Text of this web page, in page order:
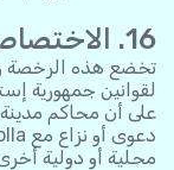
16. الاختصاص القضائي
تخضع هذه الرخصة
لقوانين جمهورية
على أن محاكم مدينة
محلية أو دولية